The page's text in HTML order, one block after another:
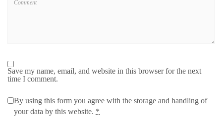
Save my name, email, and website in this browser for the next
time I comment.
By using this form you agree with the storage and handling of
your data by this website. *